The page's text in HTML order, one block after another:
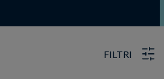
FILTRI